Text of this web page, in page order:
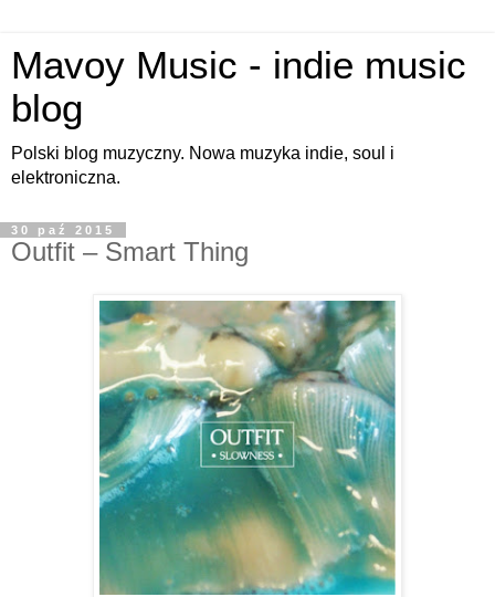
Mavoy Music - indie music
blog
Polski blog muzyczny. Nowa muzyka indie, soul i
elektroniczna.
30 paź 2015
Outfit – Smart Thing